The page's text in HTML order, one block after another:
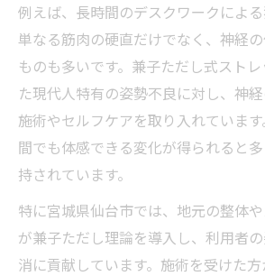
例えば、長時間のデスクワークによる
単なる筋肉の硬直だけでなく、神経
ものも多いです。兼子ただし式スト
た現代人特有の姿勢不良に対し、神
施術やセルフケアを取り入れていま
間でも体感できる変化が得られると
持されています。
特に宮城県仙台市では、地元の整体
が兼子ただし理論を導入し、利用者
消に貢献しています。施術を受けた